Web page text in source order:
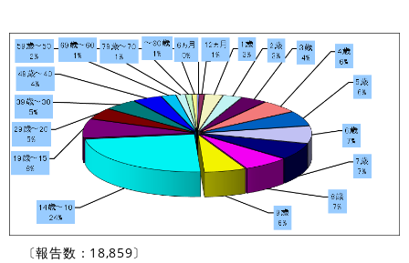
〔報告数：18,859〕